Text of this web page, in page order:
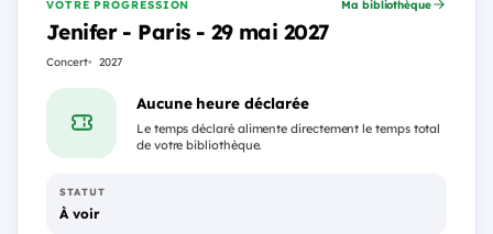
VOTRE PROGRESSION
Jenifer - Paris - 29 mai 2027
Concert 2027
Ma bibliothèque
Aucune heure déclarée
Le temps déclaré alimente directement le temps total
de votre bibliothèque.
STATUT
À voir